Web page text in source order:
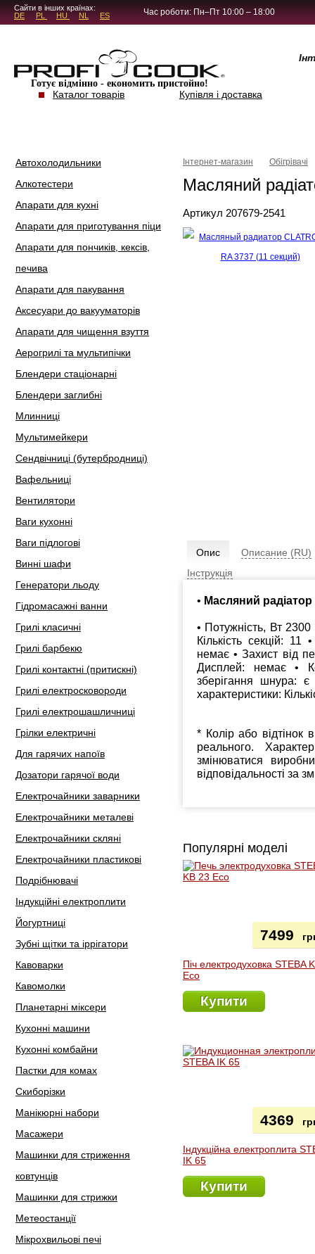
5.4.45Сайти в інших країнах:
DE
PL HU NL ES Час роботи: Пн–Пт 10:00 – 18:00
Готує відмінно - економить пристойно!
Каталог товарів Купівля і доставка
Автохолодильники
Алкотестери
Апарати для кухні
Апарати для приготування піци
Апарати для пончиків, кексів,
печива
Апарати для пакування
Аксесуари до вакууматорів
Апарати для чищення взуття
Аерогрилі та мультипічки
Блендери стаціонарні
Блендери заглибні
Млинниці
Мультимейкери
Сендвічниці (бутербродниці)
Вафельниці
Вентилятори
Ваги кухонні
Ваги підлогові
Винні шафи
Генератори льоду
Гідромасажні ванни
Грилі класичні
Грилі барбекю
Грилі контактні (притискні)
Грилі електросковороди
Грилі електрошашличниці
Грілки електричні
Для гарячих напоїв
Дозатори гарячої води
Електрочайники заварники
Електрочайники металеві
Електрочайники скляні
Електрочайники пластикові
Подрібнювачі
Індукційні електроплити
Йогуртниці
Зубні щітки та іррігатори
Кавоварки
Кавомолки
Планетарні міксери
Кухонні машини
Кухонні комбайни
Пастки для комах
Скиборізки
Манікюрні набори
Масажери
Машинки для стриження
ковтунців
Машинки для стрижки
Метеостанції
Мікрохвильові печі
Інтернет-магазин Обігрівачі
Масляний
Артикул 207679-2541
Опис
Описание (RU)
Інструкція
• Масляний радіатор
• Потужність, Вт
Кількість секцій:
немає • Захист від
Дисплей: немає •
зберігання шнура:
характеристики:
* Колір або відтінок
реального.
змінюватися
відповідальності за
Популярні моделі
Піч електродуховка STEBA
Eco
7499
Купити
Індукційна електроплита
IK 65
4369
Купити